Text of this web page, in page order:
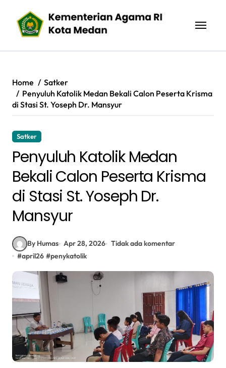
content
Home
Satker
Penyuluh Katolik Medan Bekali Calon Peserta Krisma
di Stasi St. Yoseph Dr. Mansyur
Satker
Penyuluh Katolik Medan
Bekali Calon Peserta Krisma
di Stasi St. Yoseph Dr.
Mansyur
By Humas Apr 28, 2026 Tidak ada komentar
#april26 #penykatolik